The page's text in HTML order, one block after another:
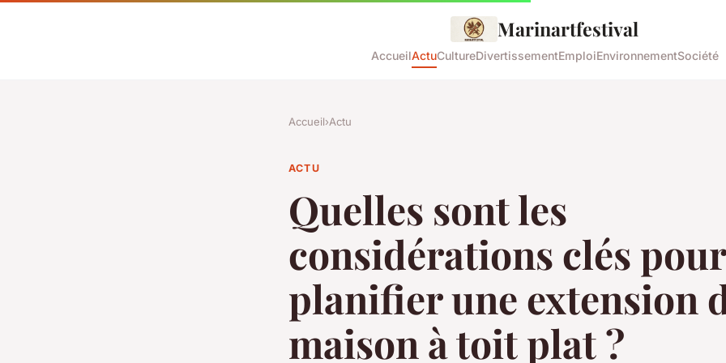
Marinartfestival
AccueilActuCultureDivertissementEmploiEnvironnementSociété
Accueil›Actu
ACTU
Quelles sont les
considérations clés pour
planifier une extension
maison à toit plat ?